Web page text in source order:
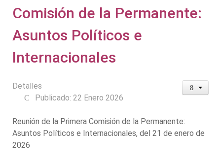
Comisión de la Permanente:
Asuntos Políticos e
Internacionales
Detalles
Publicado: 22 Enero 2026
Reunión de la Primera Comisión de la Permanente:
Asuntos Políticos e Internacionales, del 21 de enero de
2026